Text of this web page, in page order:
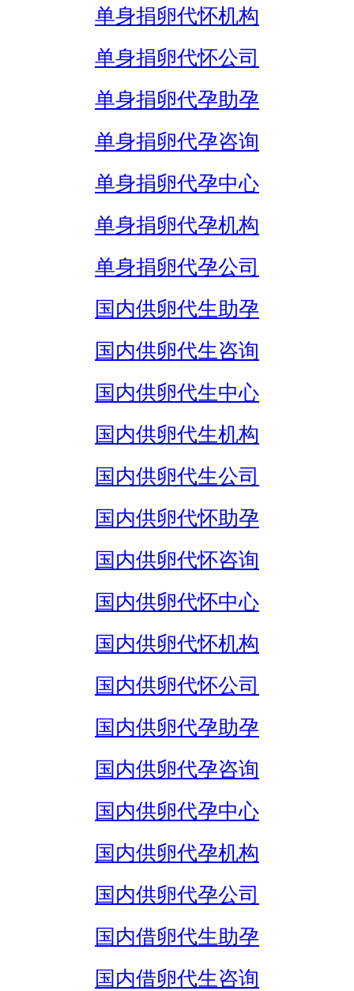
单身捐卵代怀机构
单身捐卵代怀公司
单身捐卵代孕助孕
单身捐卵代孕咨询
单身捐卵代孕中心
单身捐卵代孕机构
单身捐卵代孕公司
国内供卵代生助孕
国内供卵代生咨询
国内供卵代生中心
国内供卵代生机构
国内供卵代生公司
国内供卵代怀助孕
国内供卵代怀咨询
国内供卵代怀中心
国内供卵代怀机构
国内供卵代怀公司
国内供卵代孕助孕
国内供卵代孕咨询
国内供卵代孕中心
国内供卵代孕机构
国内供卵代孕公司
国内借卵代生助孕
国内借卵代生咨询